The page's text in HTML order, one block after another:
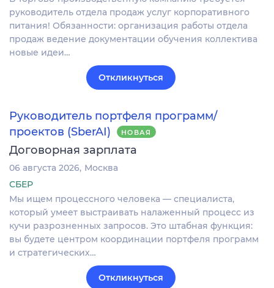
руководитель отдела продаж услуг корпоративного
питания! Обязанности: организация работы отдела
продаж ведение документации обучения коллектива
новые идеи…
Откликнуться
Руководитель портфеля программ/
проектов (SberAI)
НОВАЯ
Договорная зарплата
06 августа 2026 Москва
СБЕР
Мы ищем процессного человека — специалиста,
который умеет выстраивать налаженный процесс из
кучи разрозненных запросов. Это штабная функция:
вы будете центром координации портфеля программ
и стратегических…
Откликнуться